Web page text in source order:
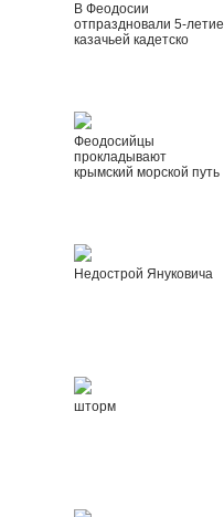
В Феодосии
отпраздновали 5-летие
казачьей кадетско
Феодосийцы
прокладывают
крымский морской путь
Недострой Януковича
шторм